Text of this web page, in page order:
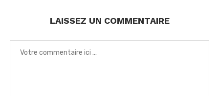
LAISSEZ UN COMMENTAIRE